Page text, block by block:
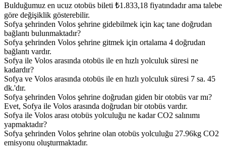
Bulduğumuz en ucuz otobüs bileti ₺1.833,18 fiyatındadır ama talebe
göre değişiklik gösterebilir.
Sofya şehrinden Volos şehrine gidebilmek için kaç tane doğrudan
bağlantı bulunmaktadır?
Sofya şehrinden Volos şehrine gitmek için ortalama 4 doğrudan
bağlantı vardır.
Sofya ile Volos arasında otobüs ile en hızlı yolculuk süresi ne
kadardır?
Sofya ve Volos arasında otobüs ile en hızlı yolculuk süresi 7 sa. 45
dk.'dır.
Sofya şehrinden Volos şehrine doğrudan giden bir otobüs var mı?
Evet, Sofya ile Volos arasında doğrudan bir otobüs vardır.
Sofya ile Volos arası otobüs yolculuğu ne kadar CO2 salınımı
yapmaktadır?
Sofya şehrinden Volos şehrine olan otobüs yolculuğu 27.96kg CO2
emisyonu oluşturmaktadır.